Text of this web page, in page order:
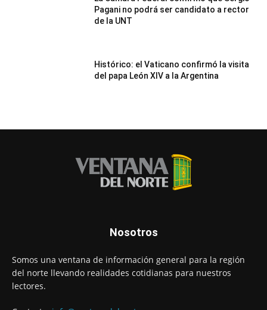
Pagani no podrá ser candidato a rector
de la UNT
Histórico: el Vaticano confirmó la visita
del papa León XIV a la Argentina
Nosotros
Somos una ventana de información general para la región
del norte llevando realidades cotidianas para nuestros
lectores.